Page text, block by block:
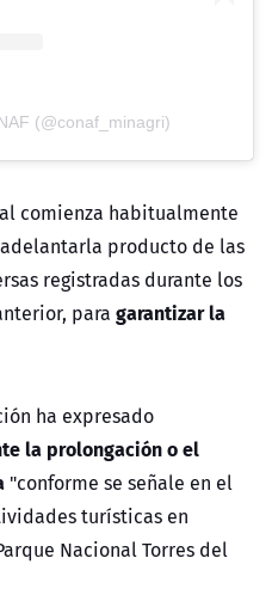
(@conaf_minagri)
comienza habitualmente
producto de las
registradas durante los
para garantizar la
ha expresado
la prolongación o el
"conforme se señale en el
turísticas en
Nacional Torres del